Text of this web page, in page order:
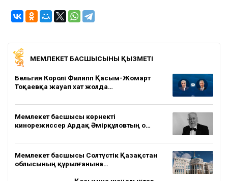
МЕМЛЕКЕТ БАСШЫСЫНЫҢ ҚЫЗМЕТІ
Бельгия Королі Филипп Қасым-Жомарт
Тоқаевқа жауап хат жолда…
Мемлекет басшысы көрнекті
кинорежиссер Ардақ Әмірқұловтың о…
Мемлекет басшысы Солтүстік Қазақстан
облысының құрылғанына…